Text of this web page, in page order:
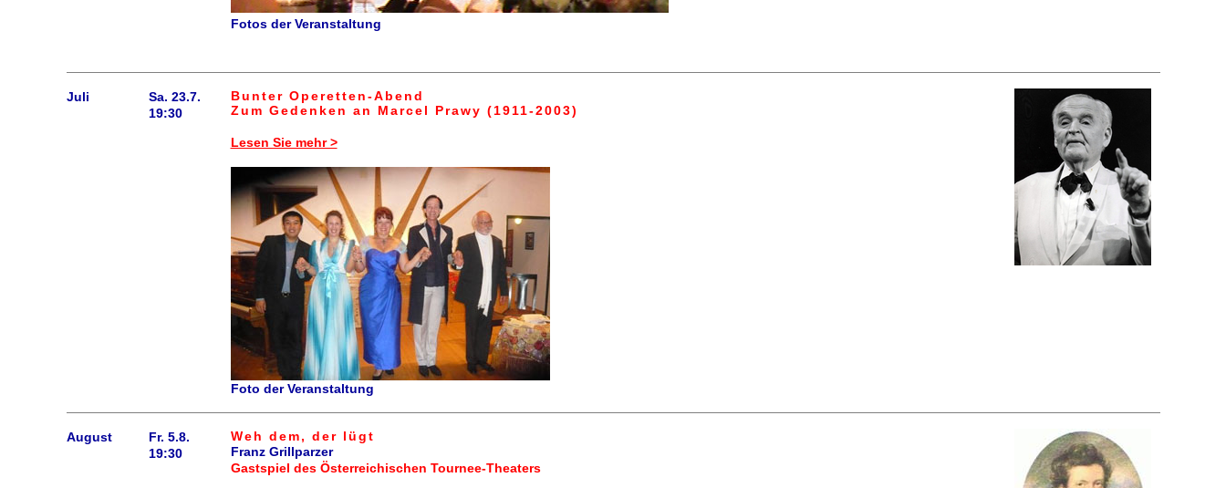
Fotos der Veranstaltung
Juli
Sa. 23.7.
19:30
Bunter Operetten-Abend
Zum Gedenken an Marcel Prawy (1911-2003)
Lesen Sie mehr >
Foto der Veranstaltung
August
Fr. 5.8.
19:30
Weh dem, der lügt
Franz Grillparzer
Gastspiel des Österreichischen Tournee-Theaters